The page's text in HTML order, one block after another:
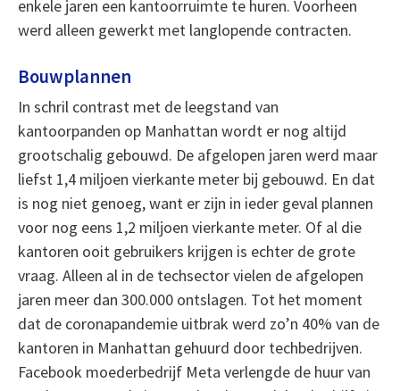
enkele jaren een kantoorruimte te huren. Voorheen
werd alleen gewerkt met langlopende contracten.
Bouwplannen
In schril contrast met de leegstand van
kantoorpanden op Manhattan wordt er nog altijd
grootschalig gebouwd. De afgelopen jaren werd maar
liefst 1,4 miljoen vierkante meter bij gebouwd. En dat
is nog niet genoeg, want er zijn in ieder geval plannen
voor nog eens 1,2 miljoen vierkante meter. Of al die
kantoren ooit gebruikers krijgen is echter de grote
vraag. Alleen al in de techsector vielen de afgelopen
jaren meer dan 300.000 ontslagen. Tot het moment
dat de coronapandemie uitbrak werd zo’n 40% van de
kantoren in Manhattan gehuurd door techbedrijven.
Facebook moederbedrijf Meta verlengde de huur van